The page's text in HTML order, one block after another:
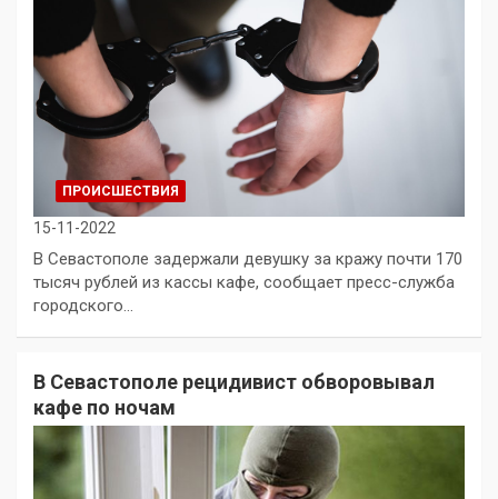
ПРОИСШЕСТВИЯ
15-11-2022
В Севастополе задержали девушку за кражу почти 170
тысяч рублей из кассы кафе, сообщает пресс-служба
городского…
В Севастополе рецидивист обворовывал
кафе по ночам